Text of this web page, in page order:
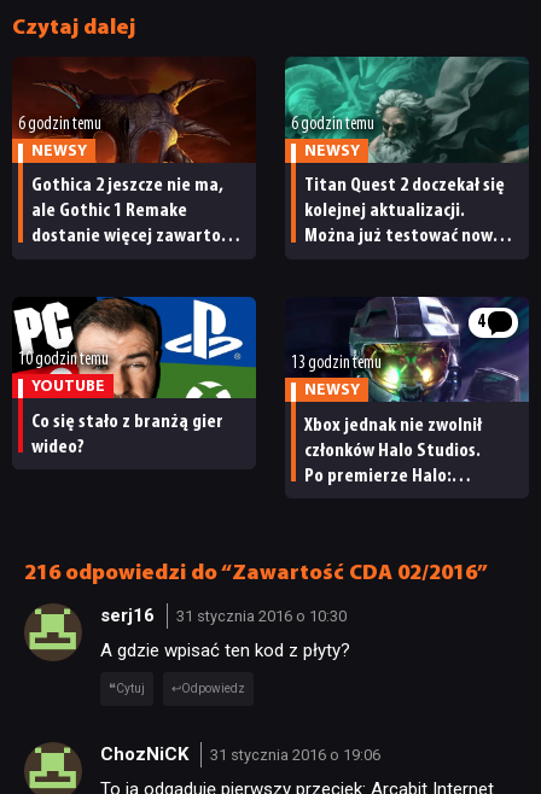
RECENZJE
PUBLICYSTYKA
Czytaj dalej
6 godzin temu
NEWSY
Gothica 2 jeszcze nie ma,
ale Gothic 1 Remake
dostanie więcej zawartości.
6 godzin temu
NEWSY
Titan Quest 2 doczekał się
kolejnej aktualizacji.
Można już testować nową
10 godzin temu
YOUTUBE
Co się stało z branżą gier
wideo?
4
13 godzin temu
NEWSY
Xbox jednak nie zwolnił
członków Halo Studios.
Po premierze Halo:
216 odpowiedzi do “Zawartość CDA 02/2016”
serj16 31 stycznia 2016 o 10:30
A gdzie wpisać ten kod z płyty?
Cytuj Odpowiedz
ChozNiCK 31 stycznia 2016 o 19:06
To ja odgaduję pierwszy przeciek: Arcabit Internet